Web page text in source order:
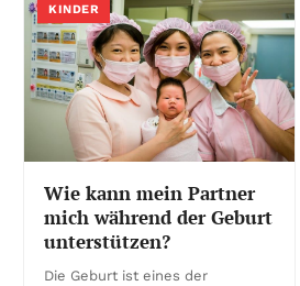
KINDER
Wie kann mein Partner
mich während der Geburt
unterstützen?
Die Geburt ist eines der